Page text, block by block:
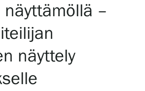
näyttämöllä –
näyttely